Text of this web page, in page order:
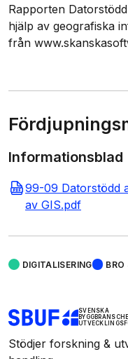
Rapporten
hjälp av geografiska
från
Informationsblad
99-09 Datorstödd
av GIS.pdf
DIGITALISERING BRO
SVENSKA
Stödjer forskning &